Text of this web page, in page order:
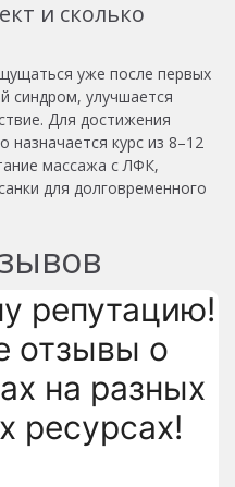
и сколько
уже после первых
синдром, улучшается
Для достижения
назначается курс из 8–12
массажа с ЛФК,
для долговременного
репутацию!
отзывы о
на разных
ресурсах!